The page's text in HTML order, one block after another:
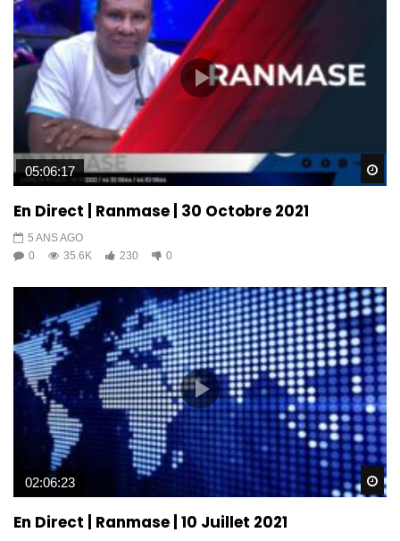
05:06:17
En Direct | Ranmase | 30 Octobre 2021
5 ANS AGO
0
35.6K 230 0
02:06:23
En Direct | Ranmase | 10 Juillet 2021